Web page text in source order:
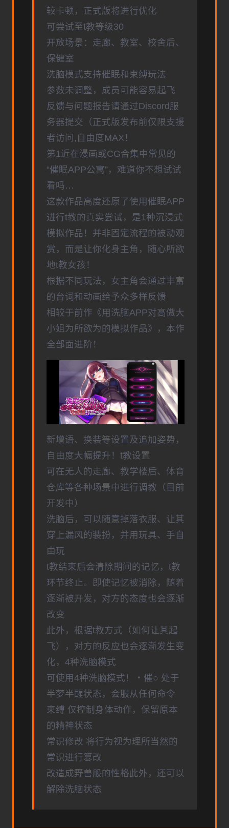
较卡顿，正式版将进行优化
可尝试至t教等级30
开放场景：走廊、教室、校舍后、
保健室
洗脑模式支持催眠和束缚玩法
参数未调整，成员可能容易起飞
反馈与问题报告请通过Discord服
务器提交（正式版发布前仅限支援
者访问,自由度MAX！
第1近在漫画或CG合集中常见的
“催眠APP公寓”，难道你不想试试
看吗…
这款作品高度还原了使用催眠APP
进行t教的真实尝试，是1种沉浸式
模拟作品！并非固定流程的被动观
赏，而是让你化身主角，随心所欲
地t教女孩！
根据不同玩法，女主角会通过丰富
的台词和动画给予众多样反馈
相较于前作《用洗脑APP对高傲大
小姐为所欲为的模拟作品》，本作
全部面进阶！
新增语、换装等设置及追加姿势，
自由度大幅提升！t教设置
可在无人的走廊、教学楼后、体育
仓库等各种场景中进行调教（目前
开发中）
洗脑后，可以随意掉落衣服、让其
穿上漏风的装扮，并用玩具、手自
由玩
t教结束后会清除期间的记忆，t教
环节终止。即使记忆被消除，随着
逐渐被开发，对方的态度也会逐渐
改变
此外，根据t教方式（如何让其起
飞），对方的反应也会逐渐发生变
化，4种洗脑模式
可使用4种洗脑模式！・催○ 处于
半梦半醒状态，会服从任何命令
束缚 仅控制身体动作，保留原本
的精神状态
常识修改 将行为视为理所当然的
常识进行篡改
改造成野兽般的性格此外，还可以
解除洗脑状态